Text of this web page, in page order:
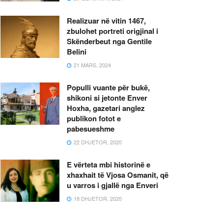
Realizuar në vitin 1467,
zbulohet portreti origjinal i
Skënderbeut nga Gentile
Belini
21 MARS, 2024
Populli vuante për bukë,
shikoni si jetonte Enver
Hoxha, gazetari anglez
publikon fotot e
pabesueshme
22 DHJETOR, 2020
E vërteta mbi historinë e
xhaxhait të Vjosa Osmanit, që
u varros i gjallë nga Enveri
18 DHJETOR, 2020